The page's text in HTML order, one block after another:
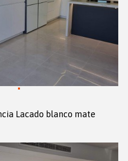
Lacado blanco mate